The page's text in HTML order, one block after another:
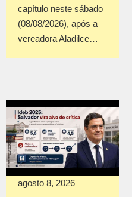
capítulo neste sábado
(08/08/2026), após a
vereadora Aladilce…
agosto 8, 2026